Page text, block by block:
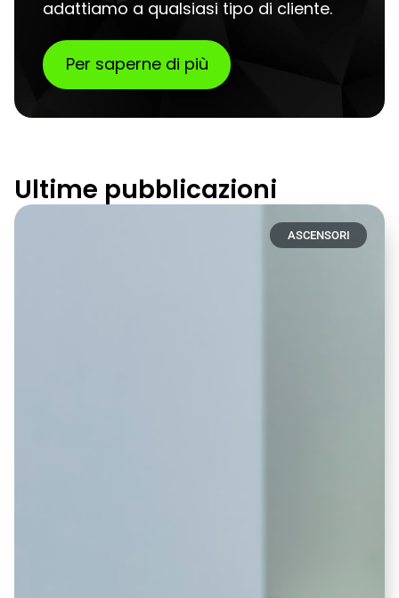
adattiamo a qualsiasi tipo di cliente.
Per saperne di più
Ultime pubblicazioni
ASCENSORI